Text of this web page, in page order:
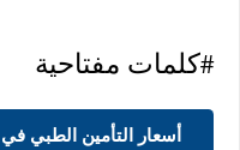
#كلمات مفتاحية
أسعار التأمين الطبي